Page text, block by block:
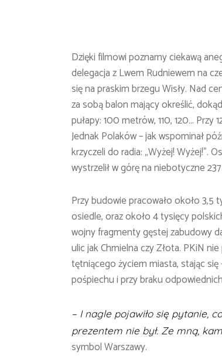
Dzięki filmowi poznamy ciekawą
delegacja z Lwem Rudniewem na
się na praskim brzegu Wisły. Nad
za sobą balon mający określić,
pułapy: 100 metrów, 110, 120…
Jednak Polaków – jak wspominał
krzyczeli do radia: „Wyżej! Wyżej!”.
wystrzelił w górę na niebotyczne
Przy budowie pracowało około
osiedle, oraz około 4 tysięcy
wojny fragmenty gęstej zabudowy
ulic jak Chmielna czy Złota. PKiN
tętniącego życiem miasta, stając się
pośpiechu i przy braku
– I nagle pojawiło się pytanie,
prezentem nie był. Ze mną,
symbol Warszawy.